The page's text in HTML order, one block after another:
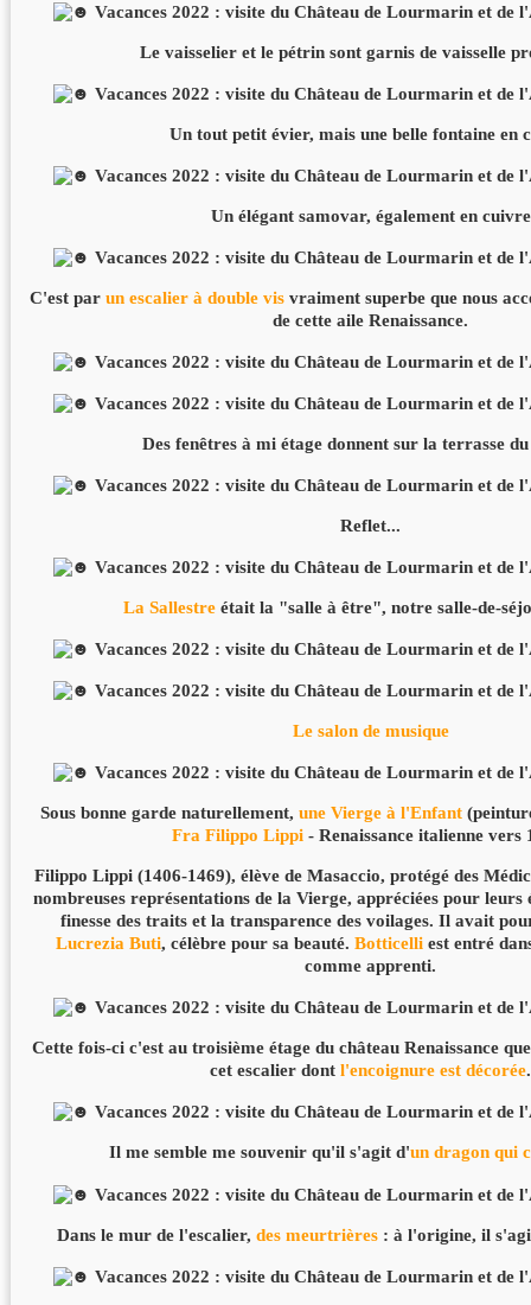
Le vaisselier et le pétrin sont garnis de vaisselle
Un tout petit évier, mais une belle fontaine en
Un élégant samovar, également en cuivre
C'est par un escalier à double vis vraiment superbe que nous
de cette aile Renaissance.
Des fenêtres à mi étage donnent sur la terrasse
Reflet...
La Sallestre était la "salle à être", notre salle-de-
Le salon de musique
Sous bonne garde naturellement,une Vierge à l'Enfant
Fra Filippo Lippi - Renaissance italienne vers
Filippo Lippi (1406-1469), élève de Masaccio, protégé des
nombreuses représentations de la Vierge, appréciées pour leurs
finesse des traits et la transparence des voilages. Il avait
Lucrezia Buti, célèbre pour sa beauté.Botticelli est entré
comme apprenti.
Cette fois-ci c'est au troisième étage du château Renaissance
cet escalier dontl'encoignure est décorée.
Il me semble me souvenir qu'il s'agit d'un dragon qui
Dans le mur de l'escalier, des meurtrières : à l'origine, il